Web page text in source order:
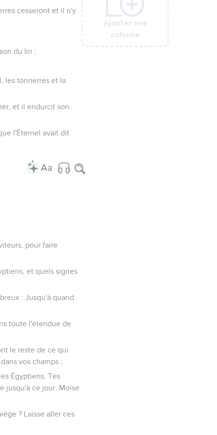
Ajouter une
colonne
cesseront et il n'y
du lin ;
les tonnerres et la
et il endurcit son
l'Éternel avait dit
Ajouter une
colonne
pour faire
et quels signes
: Jusqu'à quand
toute l'étendue de
le reste de ce qui
vos champs ;
Égyptiens. Tes
jusqu'à ce jour. Moïse
? Laisse aller ces
Ajouter une
colonne
Ajouter une
colonne
Ajouter une
colonne